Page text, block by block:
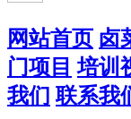
网站首页 卤
门项目 培训
我们 联系我